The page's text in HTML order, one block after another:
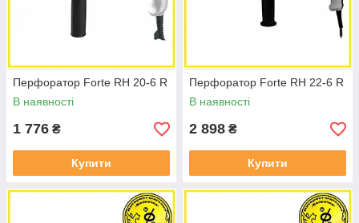
Перфоратор Forte RH 20-6 R
В наявності
1 776 ₴
Купити
Перфоратор Forte RH 22-6 R
В наявності
2 898 ₴
Купити